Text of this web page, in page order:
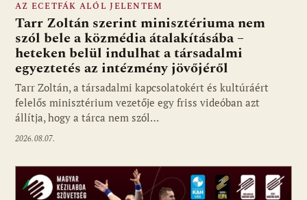
Fotó: media1.hu
AZ ECETFÁK ALÓL JELENTEM
Tarr Zoltán szerint minisztériuma nem
szól bele a közmédia átalakításába –
heteken belül indulhat a társadalmi
egyeztetés az intézmény jövőjéről
Tarr Zoltán, a társadalmi kapcsolatokért és kultúráért
felelős minisztérium vezetője egy friss videóban azt
állítja, hogy a tárca nem szól…
2026.08.07.